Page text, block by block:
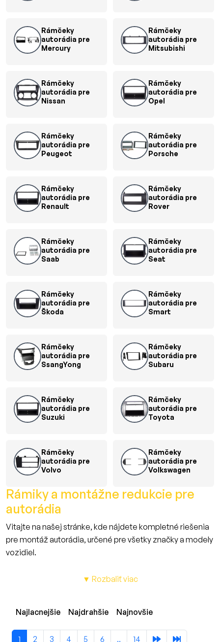
Rámčeky
autorádia pre
Mercury
Rámčeky
autorádia pre
Mitsubishi
Rámčeky
autorádia pre
Nissan
Rámčeky
autorádia pre
Opel
Rámčeky
autorádia pre
Peugeot
Rámčeky
autorádia pre
Porsche
Rámčeky
autorádia pre
Renault
Rámčeky
autorádia pre
Rover
Rámčeky
autorádia pre
Saab
Rámčeky
autorádia pre
Seat
Rámčeky
autorádia pre
Škoda
Rámčeky
autorádia pre
Smart
Rámčeky
autorádia pre
SsangYong
Rámčeky
autorádia pre
Subaru
Rámčeky
autorádia pre
Suzuki
Rámčeky
autorádia pre
Toyota
Rámčeky
autorádia pre
Volvo
Rámčeky
autorádia pre
Volkswagen
Rámiky a montážne redukcie pre
autorádia
Vitajte na našej stránke, kde nájdete kompletné riešenia
pre montáž autorádia, určené pre všetky značky a modely
vozidiel.
a montážnych redukcií, ktoré sú navrhnuté tak, aby
neoriginálnych autorádií.
Či už vlastníte vozidlo značkyBMW,Audi,Mercedes
▼ Rozbaliť viac
Najlacnejšie Najdrahšie Najnovšie
1 2 3 4 5 6 .. 14